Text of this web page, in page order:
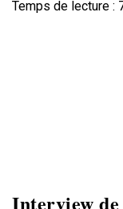
Temps de lecture :
Interview